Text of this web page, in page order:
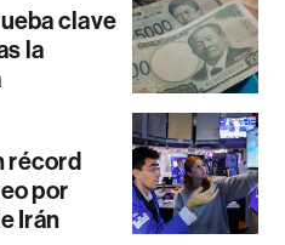
clave
la
récord
por
Irán